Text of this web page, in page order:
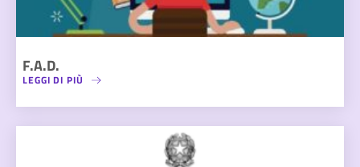
F.A.D.
LEGGI DI PIÙ